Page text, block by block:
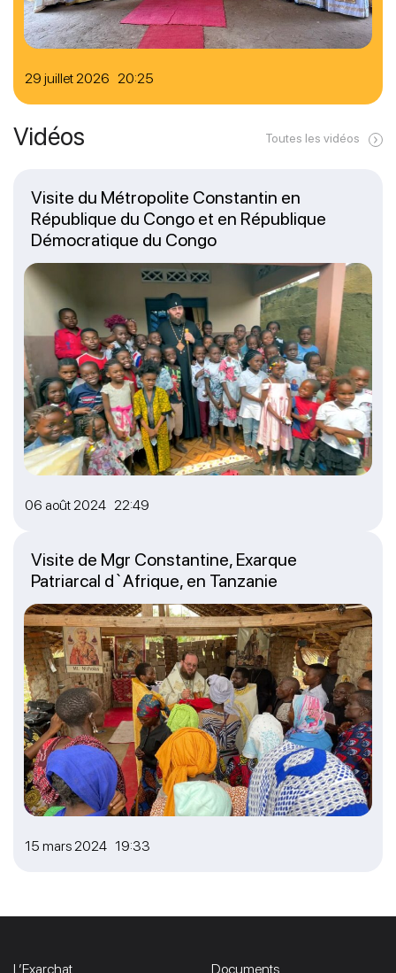
29 juillet 2026 20:25
Vidéos Toutes les vidéos
06 août 2024 22:49
Visite du Métropolite Constantin en
République du Congo et en République
Démocratique du Congo
15 mars 2024 19:33
Visite de Mgr Constantine, Exarque
Patriarcal d`Afrique, en Tanzanie
L’Exarchat Documents